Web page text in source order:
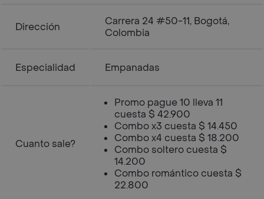
Dirección
Carrera 24 #50-11, Bogotá,
Colombia
Especialidad Empanadas
Cuanto sale?
Promo pague 10 lleva 11
cuesta $ 42.900
Combo x3 cuesta $ 14.450
Combo x4 cuesta $ 18.200
Combo soltero cuesta $
14.200
Combo romántico cuesta $
22.800